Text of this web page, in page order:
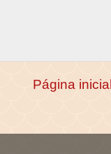
Página inicial